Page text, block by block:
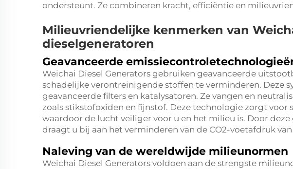
ondersteunt. Ze combineren kracht, efficiëntie en
Milieuvriendelijke kenmerken van
dieselgeneratoren
Geavanceerde
Weichai Diesel Generators gebruiken geavanceerde
schadelijke verontreinigende stoffen te verminderen. Deze
geavanceerde filters en katalysatoren. Ze vangen en
zoals stikstofoxiden en fijnstof. Deze technologie zorgt voor
waardoor de lucht veiliger voor u en het milieu is. Door
draagt u bij aan het verminderen van de CO2-voetafdruk
Naleving van de wereldwijde milieunormen
Weichai Diesel Generators voldoen aan de strengste